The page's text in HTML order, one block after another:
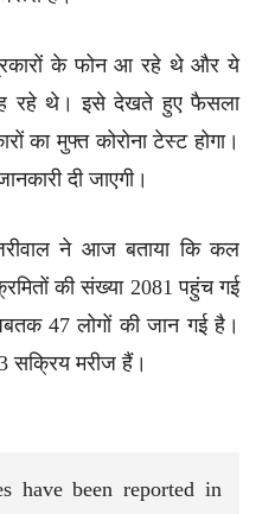
के फोन आ रहे थे और ये
रहे थे। इसे देखते हुए फैसला
का मुफ्त कोरोना टेस्ट होगा।
दी जाएगी।
ने आज बताया कि कल
की संख्या 2081 पहुंच गई
47 लोगों की जान गई है।
सक्रिय मरीज हैं।
have been reported in